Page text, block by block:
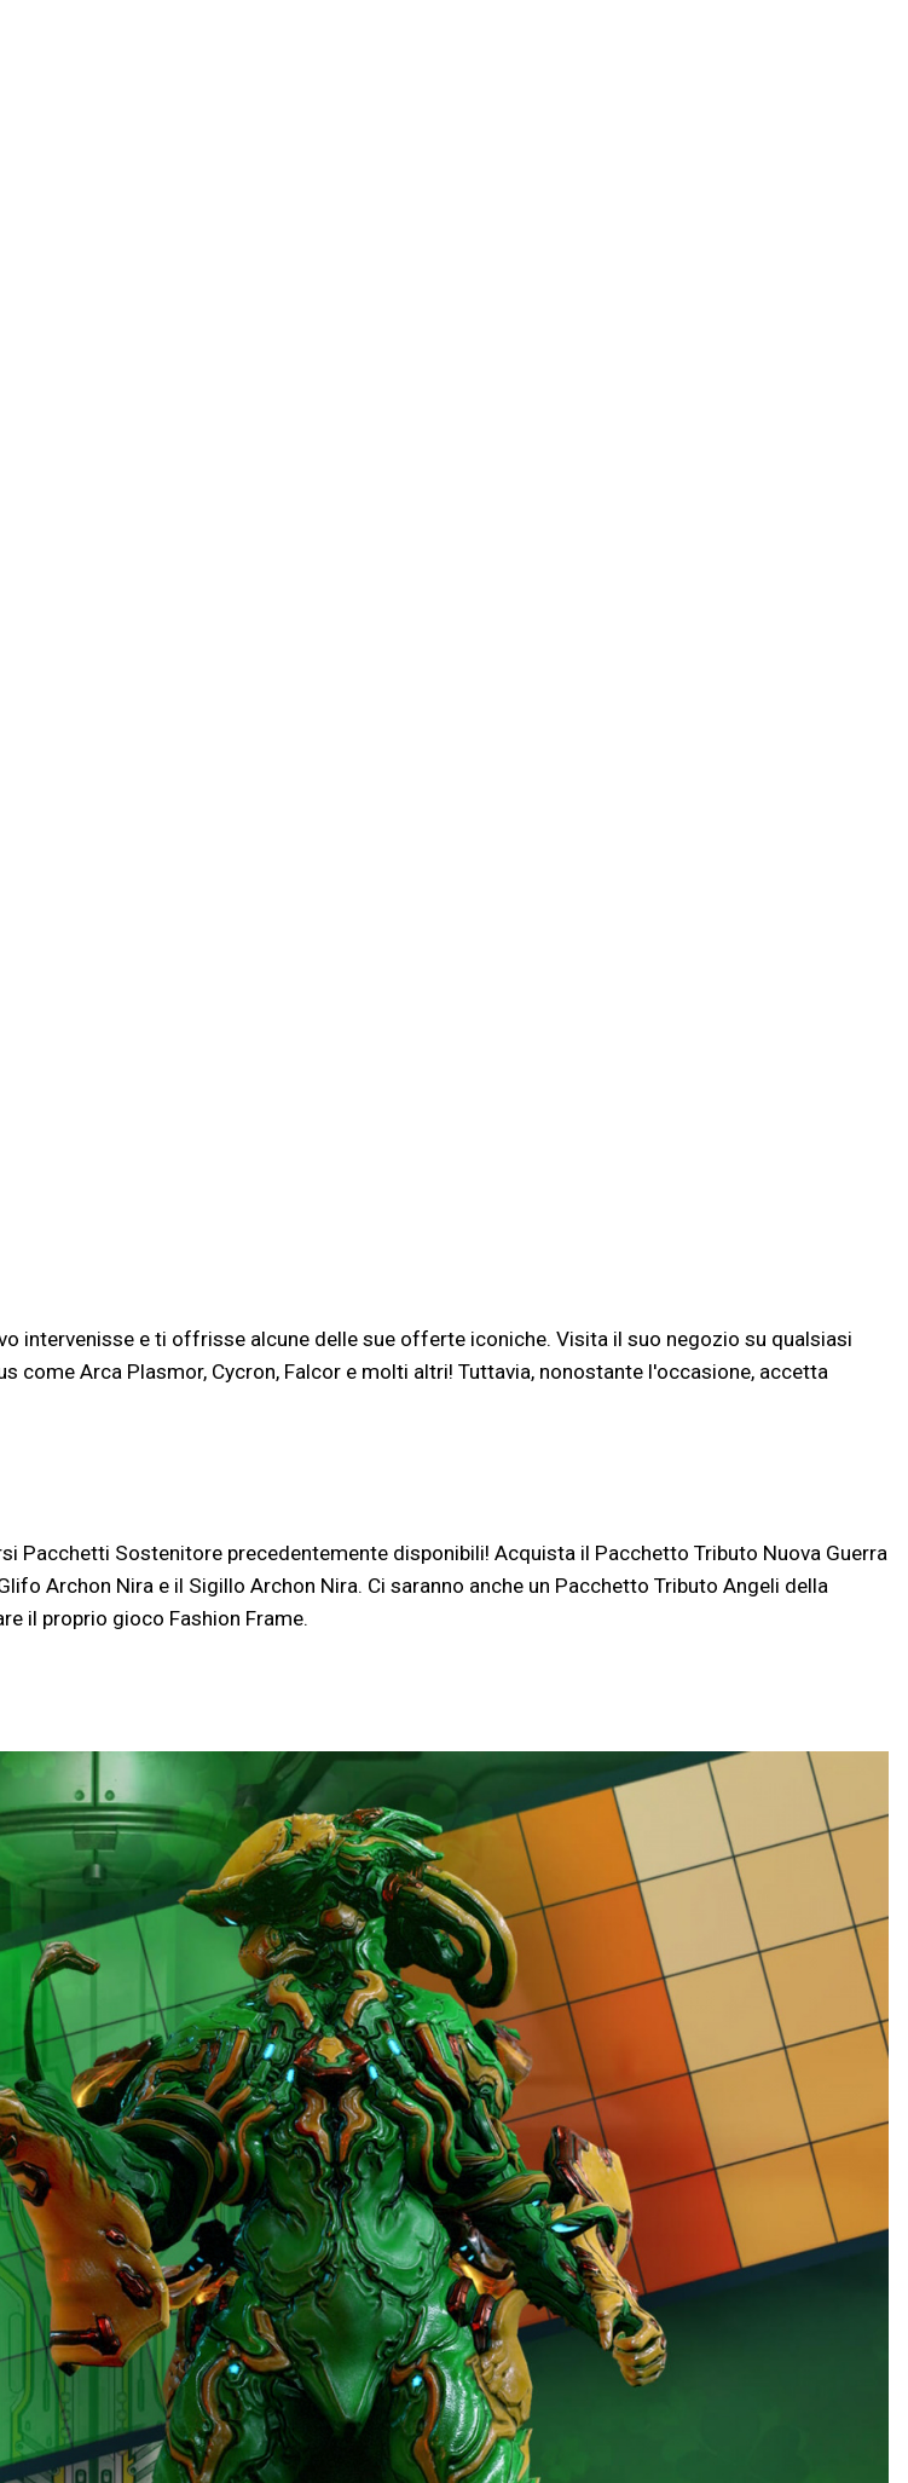
intervenisse e ti offrisse alcune delle sue offerte iconiche. Visita il suo negozio su qualsiasi
come Arca Plasmor, Cycron, Falcor e molti altri! Tuttavia, nonostante l'occasione, accetta
Pacchetti Sostenitore precedentemente disponibili! Acquista il Pacchetto Tributo Nuova Guerra
Archon Nira e il Sigillo Archon Nira. Ci saranno anche un Pacchetto Tributo Angeli della
il proprio gioco Fashion Frame.